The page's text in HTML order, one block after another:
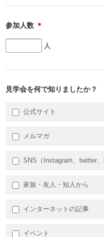
参加人数 ＊
人
見学会を何で知りましたか？
公式サイト
メルマガ
SNS（Instagram、twitter、
家族・友人・知人から
インターネットの記事
イベント